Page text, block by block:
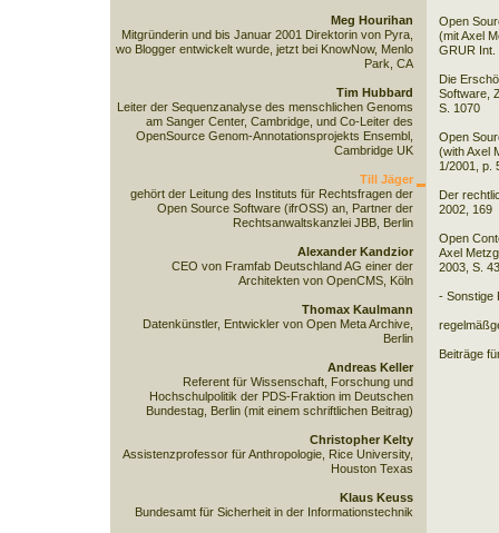
Open
(mit Axel
GRUR Int.
Die
Software,
S. 1070
Open
(with Axel
1/2001, p.
Der
2002, 169
Open
Axel
2003, S.
- Sonstige
Beiträge
Meg Hourihan
Mitgründerin und bis Januar 2001 Direktorin von Pyra,
wo Blogger entwickelt wurde, jetzt bei KnowNow, Menlo
Park, CA
Tim Hubbard
Leiter der Sequenzanalyse des menschlichen Genoms
am Sanger Center, Cambridge, und Co-Leiter des
OpenSource Genom-Annotationsprojekts Ensembl,
Cambridge UK
Till Jäger
gehört der Leitung des Instituts für Rechtsfragen der
Open Source Software (ifrOSS) an, Partner der
Rechtsanwaltskanzlei JBB, Berlin
Alexander Kandzior
CEO von Framfab Deutschland AG einer der
Architekten von OpenCMS, Köln
Thomax Kaulmann
Datenkünstler, Entwickler von Open Meta Archive,
Berlin
Andreas Keller
Referent für Wissenschaft, Forschung und
Hochschulpolitik der PDS-Fraktion im Deutschen
Bundestag, Berlin (mit einem schriftlichen Beitrag)
Christopher Kelty
Assistenzprofessor für Anthropologie, Rice University,
Houston Texas
Klaus Keuss
Bundesamt für Sicherheit in der Informationstechnik